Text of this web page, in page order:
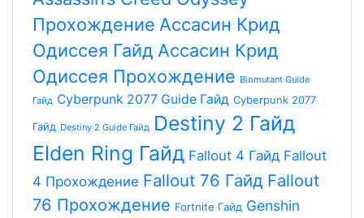
Прохождение Aссасин Крид
Одиссея Гайд Aссасин Крид
Одиссея Прохождение Biomutant Guide
Гайд Cyberpunk 2077 Guide Гайд Cyberpunk 2077
Гайд Destiny 2 Guide Гайд Destiny 2 Гайд
Elden Ring Гайд Fallout 4 Гайд Fallout
4 Прохождение Fallout 76 Гайд Fallout
76 Прохождение Fortnite Гайд Genshin